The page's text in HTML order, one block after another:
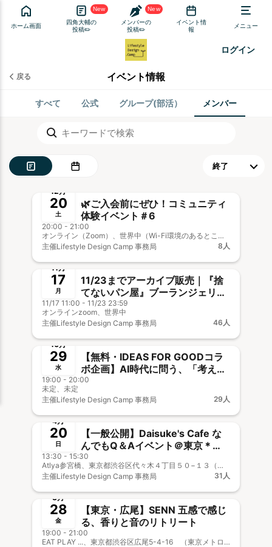
ホーム画面
New
四角大輔の
投稿✏️
New
メンバーの
投稿✏️
イベント情
報
メニュー
ログイン
戻る イベント情報
すべて 公式 グループ(部活） メンバー
12月
20
土
🌿ご入会前にぜひ！コミュニティ
体験イベント＃6
20:00 - 21:00
オンライン（Zoom）、世界中（Wi-Fi環境のあるところ）
主催Lifestyle Design Camp 事務局 8人
終了
11月
17
月
11/23までアーカイブ販売｜『捨
てないパン屋』ブーランジェリ
ー・ドリアン田村陽至さん トーク
イベント
11/17 11:00 - 11/23 23:59
オンラインzoom、世界中
主催Lifestyle Design Camp 事務局 46人
終了
10月
29
水
【無料・IDEAS FOR GOODコラ
ボ企画】AI時代に問う、「考える
力」とメディアの未来。情報に流
されず、自分で世界を見つめるた
めに
19:00 - 20:00
未定、未定
主催Lifestyle Design Camp 事務局 29人
終了
4月
20
日
【一般公開】Daisuke's Cafe な
んでもQ＆Aイベント＠東京＊
Atlya参宮橋
13:30 - 15:30
Atlya参宮橋、東京都渋谷区代々木４丁目５０−１３（小田急線 参宮橋駅 徒歩3分｜京王線 初台駅 徒歩8分）
主催Lifestyle Design Camp 事務局 31人
終了
3月
28
金
【東京・広尾】SENN 五感で感じ
る、香りと音のリトリート
19:00 - 21:00
EAT PLAY ...、東京都渋谷区広尾5-4-16 （東京メトロ日比谷線「広尾駅」より徒歩1分）